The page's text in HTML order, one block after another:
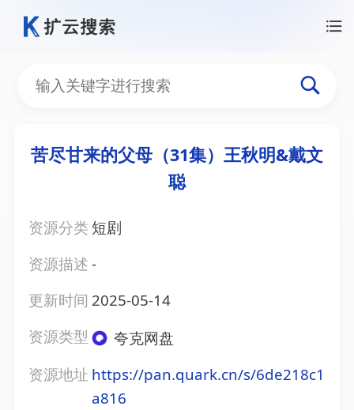
苦尽甘来的父母（31集）王秋明&戴文
聪
资源分类 短剧
资源描述-
更新时间 2025-05-14
资源类型
夸克网盘
资源地址 https://pan.quark.cn/s/6de218c1
a816